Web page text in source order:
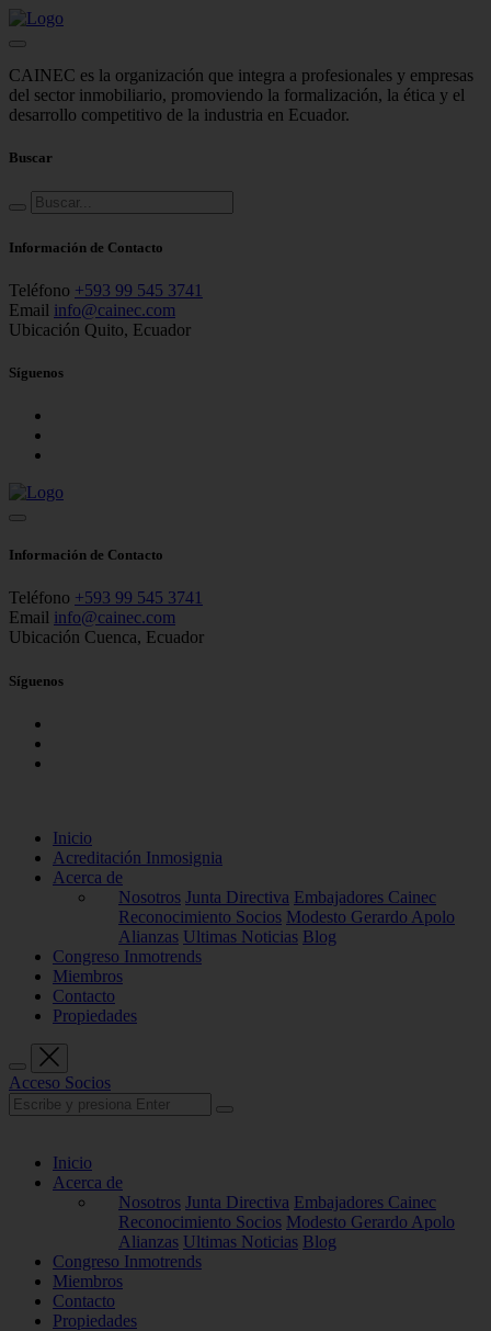
CAINEC es la organización que integra a profesionales y empresas
del sector inmobiliario, promoviendo la formalización, la ética y el
desarrollo competitivo de la industria en Ecuador.
Buscar
Información de Contacto
Teléfono +593 99 545 3741
Email info@cainec.com
Ubicación Quito, Ecuador
Síguenos
Información de Contacto
Teléfono +593 99 545 3741
Email info@cainec.com
Ubicación Cuenca, Ecuador
Síguenos
Inicio
Acreditación Inmosignia
Acerca de
Nosotros Junta Directiva Embajadores Cainec
Reconocimiento Socios Modesto Gerardo Apolo
Alianzas Ultimas Noticias Blog
Congreso Inmotrends
Miembros
Contacto
Propiedades
Acceso Socios
Inicio
Acerca de
Nosotros Junta Directiva Embajadores Cainec
Reconocimiento Socios Modesto Gerardo Apolo
Alianzas Ultimas Noticias Blog
Congreso Inmotrends
Miembros
Contacto
Propiedades